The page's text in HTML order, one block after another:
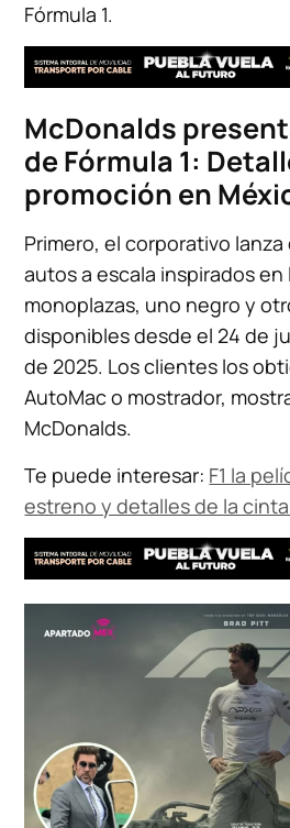
Fórmula 1.
McDonalds
de Fórmula 1:
promoción en
Primero, el corporativo
autos a escala inspirados en
monoplazas, uno negro y
disponibles desde el 24 de
de 2025. Los clientes los
AutoMac o mostrador,
McDonalds.
Te puede interesar: F1 la
estreno y detalles de la